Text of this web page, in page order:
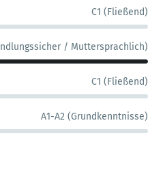
C1 (Fließend)
/ Muttersprachlich)
C1 (Fließend)
A1-A2 (Grundkenntnisse)